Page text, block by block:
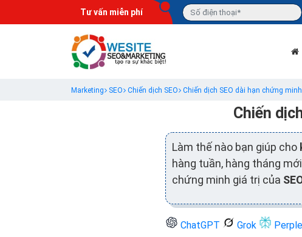
Tư vấn miễn phí
Marketing SEO Chiến dịch SEO Chiến dịch SEO dài hạn chứng
Chiến
Làm thế nào bạn giúp cho
hàng tuần, hàng tháng
chứng minh giá trị của
ChatGPT Grok